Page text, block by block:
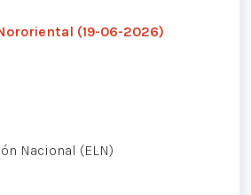
(19-06-2026)
Nacional (ELN)